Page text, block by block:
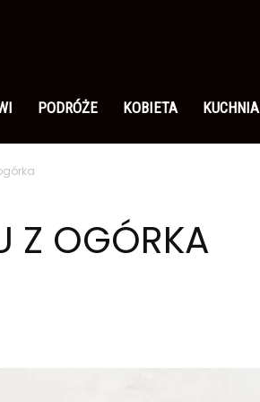
PODRÓŻE KOBIETA KUCHNIA
Z OGÓRKA